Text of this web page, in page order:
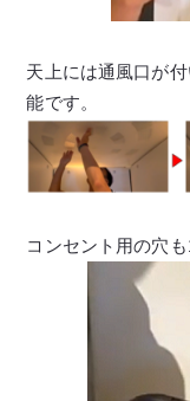
天上には通風口が
能です。
コンセント用の穴